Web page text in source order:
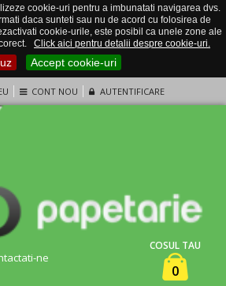
cookie-uri pentru a imbunatati navigarea dvs.
daca sunteti sau nu de acord cu folosirea de
cookie-urile, este posibil ca unele zone ale
Click aici pentru detalii despre cookie-uri.
Accept cookie-uri
CONT NOU AUTENTIFICARE
ne
COSUL TAU
0